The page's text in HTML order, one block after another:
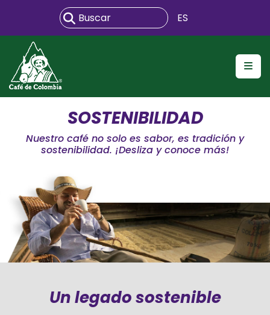
ES
SOSTENIBILIDAD
Nuestro café no solo es sabor, es tradición y
sostenibilidad. ¡Desliza y conoce más!
Un legado sostenible